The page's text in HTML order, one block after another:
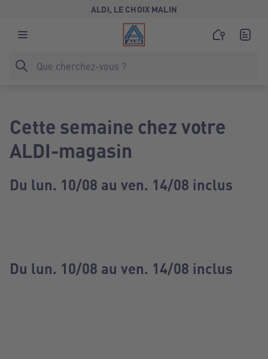
ALDI, LE CHOIX MALIN
Cette semaine chez votre
ALDI-magasin
Du lun. 10/08 au ven. 14/08 inclus
Du lun. 10/08 au ven. 14/08 inclus